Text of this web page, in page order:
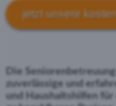
jetzt unsere
Die
zuverlässige und
und Haushaltshilfen